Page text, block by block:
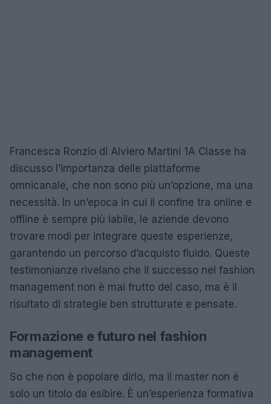
Francesca Ronzio di Alviero Martini 1A Classe ha
discusso l’importanza delle piattaforme
omnicanale, che non sono più un’opzione, ma una
necessità. In un’epoca in cui il confine tra online e
offline è sempre più labile, le aziende devono
trovare modi per integrare queste esperienze,
garantendo un percorso d’acquisto fluido. Queste
testimonianze rivelano che il successo nel fashion
management non è mai frutto del caso, ma è il
risultato di strategie ben strutturate e pensate.
Formazione e futuro nel fashion
management
So che non è popolare dirlo, ma il master non è
solo un titolo da esibire. È un’esperienza formativa